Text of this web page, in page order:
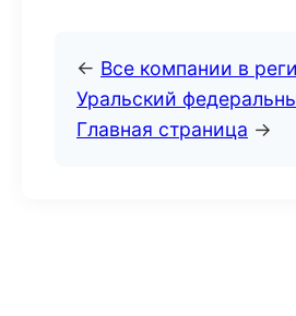
← Все компании в
Уральский
Главная страница →